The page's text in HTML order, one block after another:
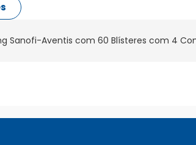
Sanofi-Aventis com 60 Blísteres com 4